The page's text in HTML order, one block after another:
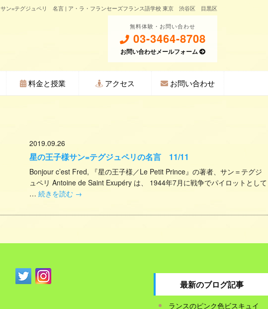
サン=テグジュペリ 名言 | ア・ラ・フランセーズフランス語学校 東京 渋谷区 目黒区
無料体験・お問い合わせ
03-3464-8708
お問い合わせメールフォーム
料金と授業 アクセス お問い合わせ
2019.09.26
星の王子様サン=テグジュペリの名言 11/11
Bonjour c’est Fred, 『星の王子様／Le Petit Prince』の著者、サン＝テグジ
ュペリ Antoine de Saint Exupéry は、 1944年7月に戦争でパイロットとして
… 続きを読む →
最新のブログ記事
ランスのピンク色ビスキュイ